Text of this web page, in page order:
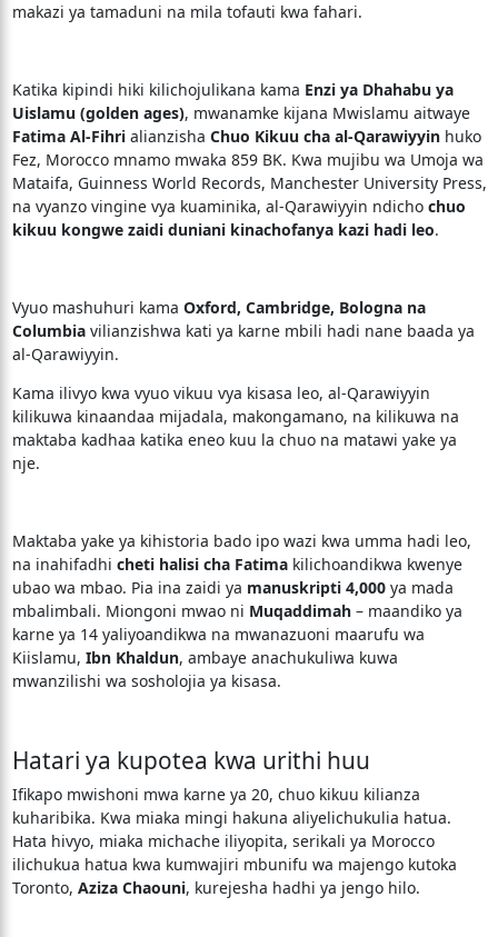
makazi ya tamaduni na mila tofauti kwa fahari.
Katika kipindi hiki kilichojulikana kama Enzi ya Dhahabu ya
Uislamu (golden ages), mwanamke kijana Mwislamu aitwaye
Fatima Al-Fihrialianzisha Chuo Kikuu cha al-Qarawiyyinhuko
Fez, Morocco mnamo mwaka 859 BK. Kwa mujibu wa Umoja wa
Mataifa, Guinness World Records, Manchester University Press,
na vyanzo vingine vya kuaminika, al-Qarawiyyin ndicho chuo
kikuu kongwe zaidi duniani kinachofanya kazi hadi leo.
Vyuo mashuhuri kama Oxford, Cambridge, Bologna na
Columbiavilianzishwa kati ya karne mbili hadi nane baada ya
al-Qarawiyyin.
Kama ilivyo kwa vyuo vikuu vya kisasa leo, al-Qarawiyyin
kilikuwa kinaandaa mijadala, makongamano, na kilikuwa na
maktaba kadhaa katika eneo kuu la chuo na matawi yake ya
nje.
Maktaba yake ya kihistoria bado ipo wazi kwa umma hadi leo,
na inahifadhi cheti halisi cha Fatimakilichoandikwa kwenye
ubao wa mbao. Pia ina zaidi ya manuskripti 4,000ya mada
mbalimbali. Miongoni mwao ni Muqaddimah– maandiko ya
karne ya 14 yaliyoandikwa na mwanazuoni maarufu wa
Kiislamu, Ibn Khaldun, ambaye anachukuliwa kuwa
mwanzilishi wa sosholojia ya kisasa.
Hatari ya kupotea kwa urithi huu
Ifikapo mwishoni mwa karne ya 20, chuo kikuu kilianza
kuharibika. Kwa miaka mingi hakuna aliyelichukulia hatua.
Hata hivyo, miaka michache iliyopita, serikali ya Morocco
ilichukua hatua kwa kumwajiri mbunifu wa majengo kutoka
Toronto, Aziza Chaouni, kurejesha hadhi ya jengo hilo.